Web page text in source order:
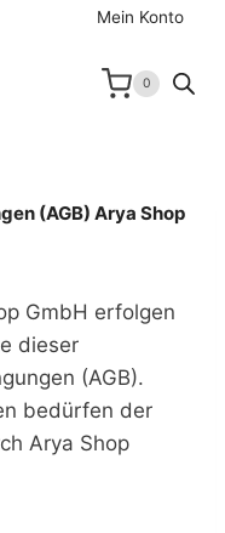
Mein Konto
0
(AGB) Arya Shop
GmbH erfolgen
dieser
(AGB).
bedürfen der
Arya Shop